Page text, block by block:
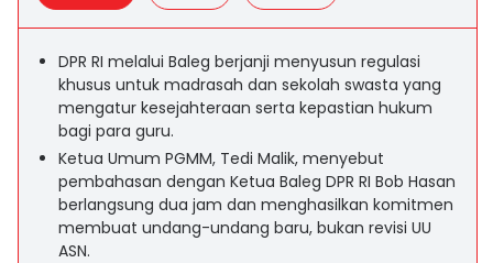
DPR RI melalui Baleg berjanji menyusun regulasi
khusus untuk madrasah dan sekolah swasta yang
mengatur kesejahteraan serta kepastian hukum
bagi para guru.
Ketua Umum PGMM, Tedi Malik, menyebut
pembahasan dengan Ketua Baleg DPR RI Bob Hasan
berlangsung dua jam dan menghasilkan komitmen
membuat undang-undang baru, bukan revisi UU
ASN.